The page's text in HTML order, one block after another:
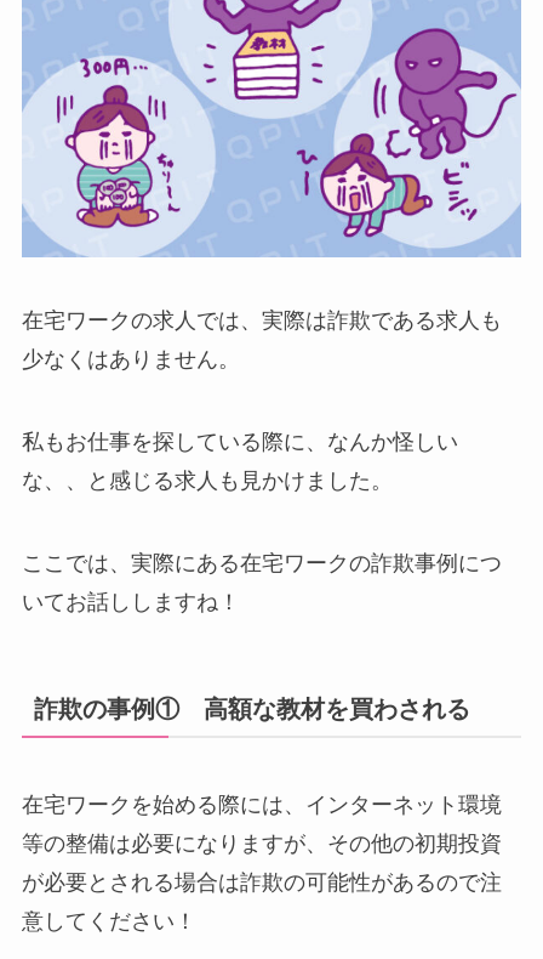
在宅ワークの求人では、実際は詐欺である求人も
少なくはありません。
私もお仕事を探している際に、なんか怪しい
な、、と感じる求人も見かけました。
ここでは、実際にある在宅ワークの詐欺事例につ
いてお話ししますね！
詐欺の事例① 高額な教材を買わされる
在宅ワークを始める際には、インターネット環境
等の整備は必要になりますが、その他の初期投資
が必要とされる場合は詐欺の可能性があるので注
意してください！